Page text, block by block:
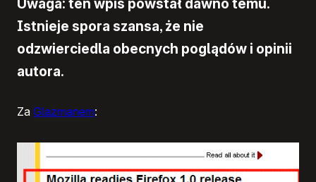
Istnieje spora szansa, że nie
odzwierciedla obecnych poglądów i opinii
autora.
Za Glazmanem: